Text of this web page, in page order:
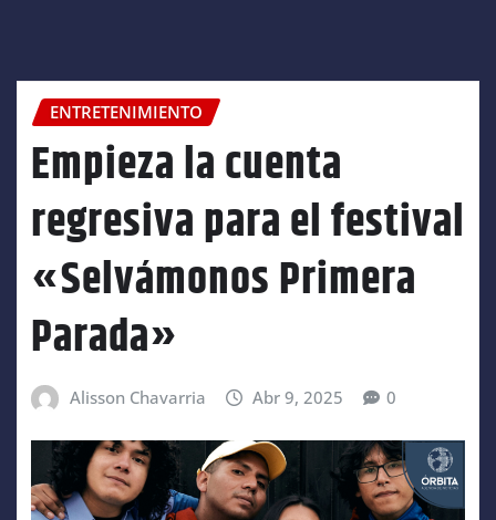
ENTRETENIMIENTO
Empieza la cuenta
regresiva para el festival
«Selvámonos Primera
Parada»
Alisson Chavarria Abr 9, 2025 0